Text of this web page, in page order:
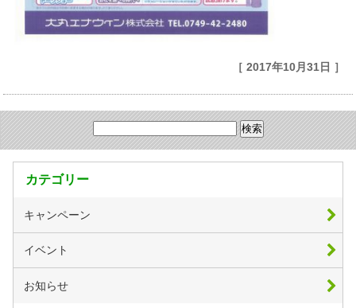
［ 2017年10月31日 ］
カテゴリー
キャンペーン
イベント
お知らせ